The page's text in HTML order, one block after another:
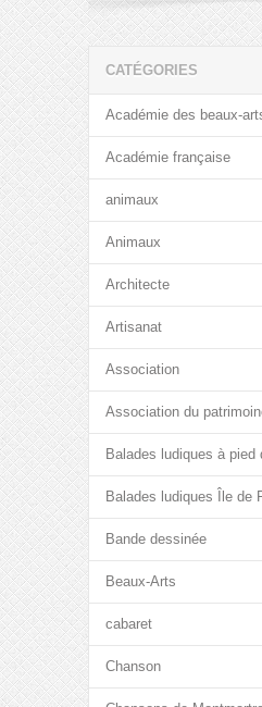
CATÉGORIES
Académie des beaux-
Académie française
animaux
Animaux
Architecte
Artisanat
Association
Association du
Balades ludiques à pied
Balades ludiques Île de
Bande dessinée
Beaux-Arts
cabaret
Chanson